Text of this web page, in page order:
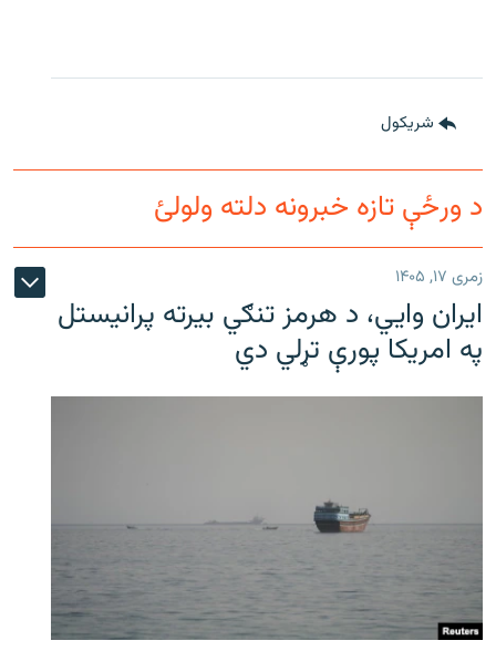
شريکول
د ورځې تازه خبرونه دلته ولولئ
زمری ۱۷, ۱۴۰۵
ایران وایي، د هرمز تنګي بیرته پرانیستل
په امریکا پورې تړلي دي